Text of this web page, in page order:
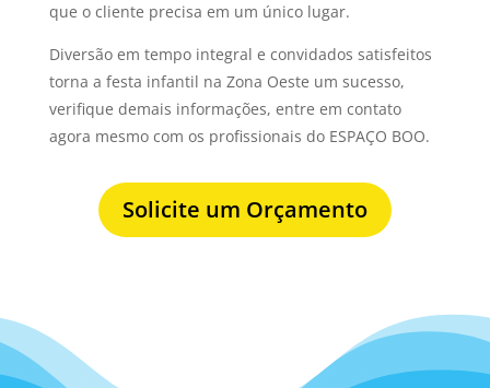
que o cliente precisa em um único lugar.
Diversão em tempo integral e convidados satisfeitos
torna a festa infantil na Zona Oeste um sucesso,
verifique demais informações, entre em contato
agora mesmo com os profissionais do ESPAÇO BOO.
Solicite um Orçamento